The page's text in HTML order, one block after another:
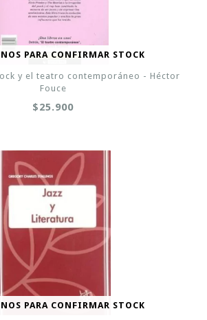
PARA CONFIRMAR STOCK
y el teatro contemporáneo - Héctor
Fouce
$25.900
PARA CONFIRMAR STOCK